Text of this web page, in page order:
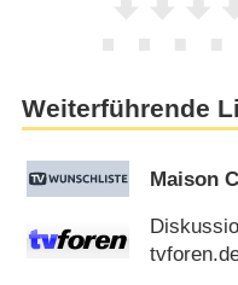
Weiterführende
Maison